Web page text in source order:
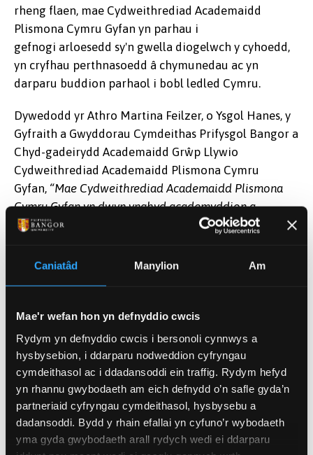
Caniatâd Manylion Am
Mae'r wefan hon yn defnyddio cwcis
Rydym yn defnyddio cwcis i bersonoli cynnwys a
hysbysebion, i ddarparu nodweddion cyfryngau
cymdeithasol ac i ddadansoddi ein traffig. Rydym hefyd
yn rhannu gwybodaeth am eich defnydd o’n safle gyda’n
partneriaid cyfryngau cymdeithasol, hysbysebu a
dadansoddi. Bydd y rhain efallai yn cyfuno’r wybodaeth
yma gyda gwybodaeth arall rydych wedi ei ddarparu
rheng flaen, mae Cydweithrediad Academaidd
Plismona Cymru Gyfan yn parhau i
gefnogi arloesedd sy'n gwella diogelwch y cyhoedd,
yn cryfhau perthnasoedd â chymunedau ac yn
darparu buddion parhaol i bobl ledled Cymru.
Dywedodd yr Athro Martina Feilzer, o Ysgol Hanes, y
Gyfraith a Gwyddorau Cymdeithas Prifysgol Bangor a
Chyd-gadeirydd Academaidd Grŵp Llywio
Cydweithrediad Academaidd Plismona Cymru
Gyfan, “Mae Cydweithrediad Academaidd Plismona
Cymru Gyfan yn dwyn ynghyd academyddion a
sefydliadau’r heddlu mewn ymchwil gweithredol
mewnwelediadau a fydd yn hysbysu plismona lleol ac
anghenion tystiolaeth yr heddlu ac yn cyd-ddylunio
ymchwil gyda chydweithwyr yn yr heddlu mewn modd
gwirioneddol gydweithredol, a bydd yr ymchwil sy’n
cael ei ariannu yng Ngogledd Cymru a Dyfed Powys yn
hysbysu plismona gweithredol er budd cymunedau
lleol. Mae'n wych y gall Cydweithrediad Academaidd
Plismona Cymru Gyfan gyfrannu at gynhyrchu sylfaen
dystiolaeth yr heddlu ar gyfer Cymru gan gydnabod